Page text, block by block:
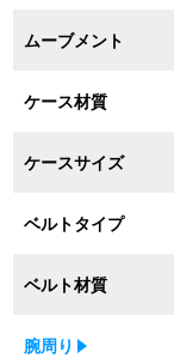
買取・下取りはこ
買取専門サロン
買取ご成約者様限
ムーブメント
ケース材質
ケースサイズ
ベルトタイプ
ベルト材質
腕周り